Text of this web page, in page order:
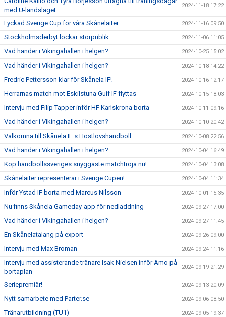
med U-landslaget
2024-11-18 17:22
Lyckad Sverige Cup för våra Skånelaiter 2024-11-16 09:50
Stockholmsderbyt lockar storpublik 2024-11-06 11:05
Vad händer i Vikingahallen i helgen? 2024-10-25 15:02
Vad händer i Vikingahallen i helgen? 2024-10-18 14:22
Fredric Pettersson klar för Skånela IF! 2024-10-16 12:17
Herrarnas match mot Eskilstuna Guif IF flyttas 2024-10-15 18:03
Intervju med Filip Tapper inför HF Karlskrona borta 2024-10-11 09:16
Vad händer i Vikingahallen i helgen? 2024-10-10 20:42
Välkomna till Skånela IF:s Höstlovshandboll. 2024-10-08 22:56
Vad händer i Vikingahallen i helgen? 2024-10-04 16:49
Köp handbollssveriges snyggaste matchtröja nu! 2024-10-04 13:08
Skånelaiter representerar i Sverige Cupen! 2024-10-04 11:34
Inför Ystad IF borta med Marcus Nilsson 2024-10-01 15:35
Nu finns Skånela Gameday-app för nedladdning 2024-09-27 17:00
Vad händer i Vikingahallen i helgen? 2024-09-27 11:45
En Skånelatalang på export 2024-09-26 09:00
Intervju med Max Broman 2024-09-24 11:16
Intervju med assisterande tränare Isak Nielsen inför Amo på
bortaplan
2024-09-19 21:29
Seriepremiär! 2024-09-13 20:09
Nytt samarbete med Parter.se 2024-09-06 08:50
Tränarutbildning (TU1) 2024-09-05 19:37